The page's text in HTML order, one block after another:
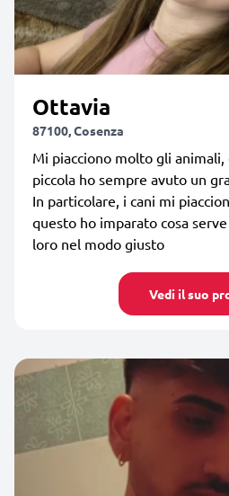
Ottavia
87100, Cosenza
Mi piacciono molto gli animali,
piccola ho sempre avuto un
In particolare, i cani mi
questo ho imparato cosa
loro nel modo giusto
Vedi il suo